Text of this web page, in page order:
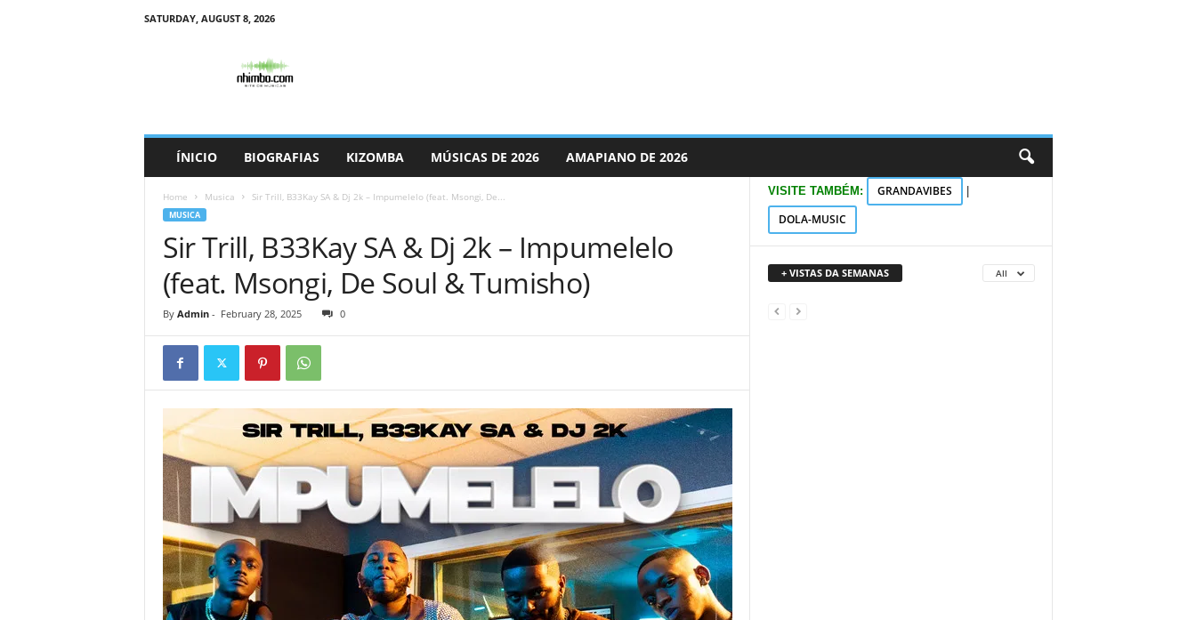
SATURDAY, AUGUST 8, 2026
ÍNICIO BIOGRAFIAS KIZOMBA MÚSICAS DE 2026 AMAPIANO DE 2026
Home Musica Sir Trill, B33Kay SA & Dj 2k – Impumelelo (feat. Msongi, De...
MUSICA
Sir Trill, B33Kay SA & Dj 2k – Impumelelo
(feat. Msongi, De Soul & Tumisho)
By Admin- February 28, 2025 0
VISITE TAMBÉM: GRANDAVIBES
DOLA-MUSIC
+ VISTAS DA SEMANAS All